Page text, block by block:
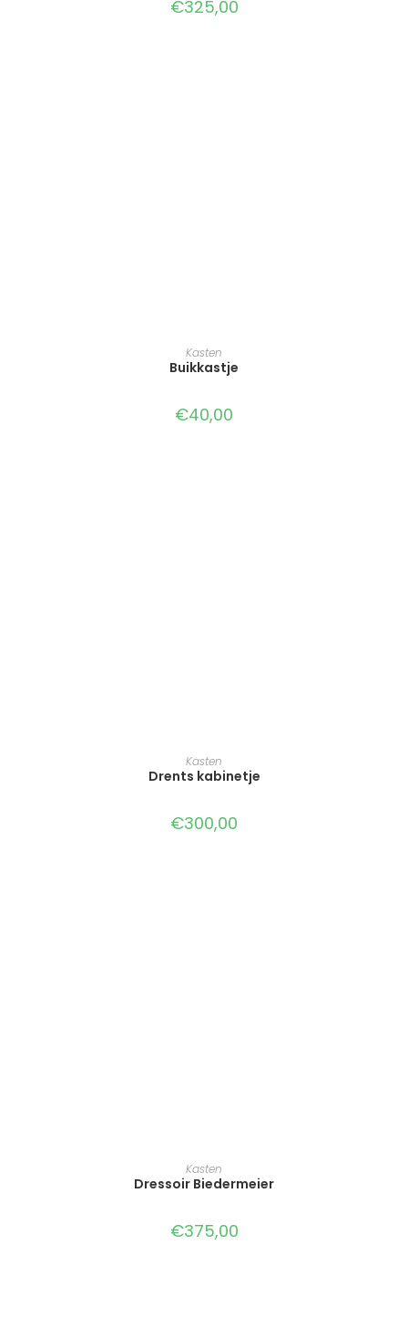
€325,00
TOEVOEGEN AAN WINKELWAGEN
Kasten
Buikkastje
€40,00
TOEVOEGEN AAN WINKELWAGEN
Kasten
Drents kabinetje
€300,00
TOEVOEGEN AAN WINKELWAGEN
Kasten
Dressoir Biedermeier
€375,00